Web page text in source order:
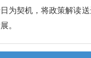
为契机，将政策解读
。